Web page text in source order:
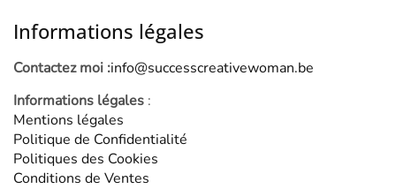
Informations légales
Contactez moi :info@successcreativewoman.be
Informations légales :
Mentions légales
Politique de Confidentialité
Politiques des Cookies
Conditions de Ventes